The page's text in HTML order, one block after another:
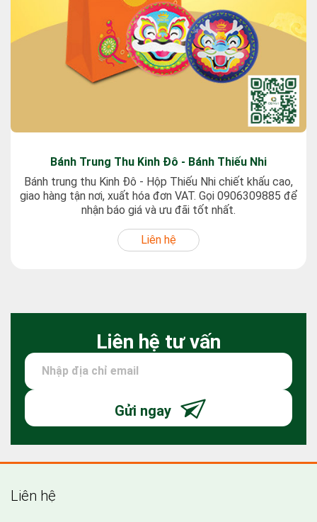
Bánh Trung Thu Kinh Đô - Bánh Thiếu Nhi
Bánh trung thu Kinh Đô - Hộp Thiếu Nhi chiết khấu cao,
giao hàng tận nơi, xuất hóa đơn VAT. Gọi 0906309885 để
nhận báo giá và ưu đãi tốt nhất.
Liên hệ
Liên hệ tư vấn
Gửi ngay
Liên hệ